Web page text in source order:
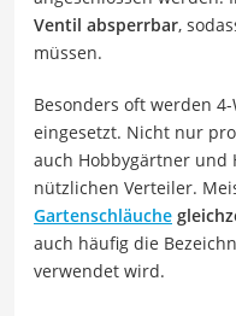
Ventil absperrbar,
müssen.
Besonders oft werden
eingesetzt. Nicht nur
auch Hobbygärtner und
nützlichen Verteiler.
Gartenschläuche
auch häufig die
verwendet wird.